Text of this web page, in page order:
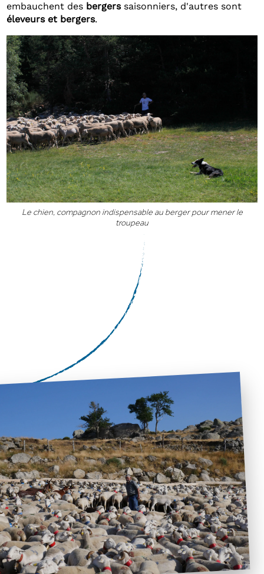
embauchent des bergers saisonniers, d'autres sont
éleveurs et bergers.
Le chien, compagnon indispensable au berger pour mener le
troupeau